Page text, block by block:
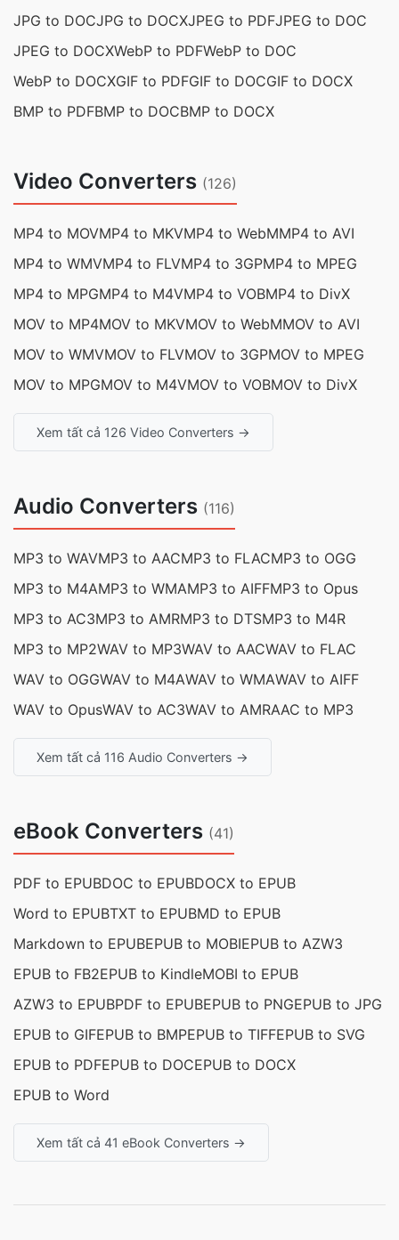
JPG to DOCJPG to DOCXJPEG to PDFJPEG to DOC
JPEG to DOCXWebP to PDFWebP to DOC
WebP to DOCXGIF to PDFGIF to DOCGIF to DOCX
BMP to PDFBMP to DOCBMP to DOCX
Video Converters (126)
MP4 to MOVMP4 to MKVMP4 to WebMMP4 to AVI
MP4 to WMVMP4 to FLVMP4 to 3GPMP4 to MPEG
MP4 to MPGMP4 to M4VMP4 to VOBMP4 to DivX
MOV to MP4MOV to MKVMOV to WebMMOV to AVI
MOV to WMVMOV to FLVMOV to 3GPMOV to MPEG
MOV to MPGMOV to M4VMOV to VOBMOV to DivX
Xem tất cả 126 Video Converters →
Audio Converters (116)
MP3 to WAVMP3 to AACMP3 to FLACMP3 to OGG
MP3 to M4AMP3 to WMAMP3 to AIFFMP3 to Opus
MP3 to AC3MP3 to AMRMP3 to DTSMP3 to M4R
MP3 to MP2WAV to MP3WAV to AACWAV to FLAC
WAV to OGGWAV to M4AWAV to WMAWAV to AIFF
WAV to OpusWAV to AC3WAV to AMRAAC to MP3
Xem tất cả 116 Audio Converters →
eBook Converters (41)
PDF to EPUBDOC to EPUBDOCX to EPUB
Word to EPUBTXT to EPUBMD to EPUB
Markdown to EPUBEPUB to MOBIEPUB to AZW3
EPUB to FB2EPUB to KindleMOBI to EPUB
AZW3 to EPUBPDF to EPUBEPUB to PNGEPUB to JPG
EPUB to GIFEPUB to BMPEPUB to TIFFEPUB to SVG
EPUB to PDFEPUB to DOCEPUB to DOCX
EPUB to Word
Xem tất cả 41 eBook Converters →